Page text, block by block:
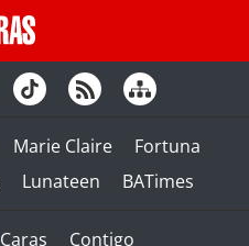
Marie Claire
Fortuna
Lunateen BATimes
Caras Contigo